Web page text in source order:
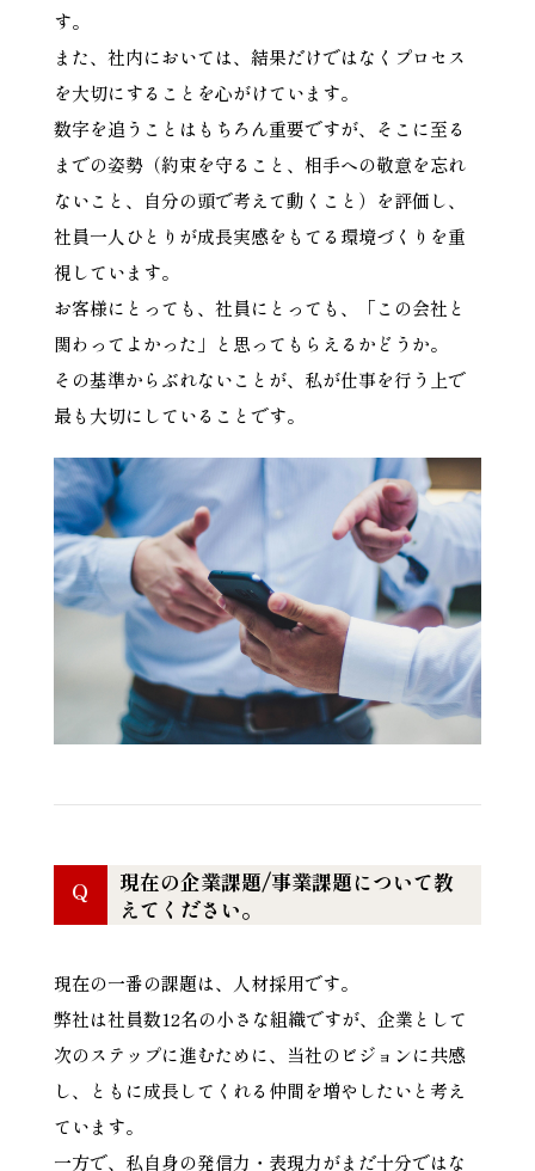
す。
また、社内においては、結果だけではなくプロセス
を大切にすることを心がけています。
数字を追うことはもちろん重要ですが、そこに至る
までの姿勢（約束を守ること、相手への敬意を忘れ
ないこと、自分の頭で考えて動くこと）を評価し、
社員一人ひとりが成長実感をもてる環境づくりを重
視しています。
お客様にとっても、社員にとっても、「この会社と
関わってよかった」と思ってもらえるかどうか。
その基準からぶれないことが、私が仕事を行う上で
最も大切にしていることです。
Q
現在の企業課題/事業課題について教
えてください。
現在の一番の課題は、人材採用です。
弊社は社員数12名の小さな組織ですが、企業として
次のステップに進むために、当社のビジョンに共感
し、ともに成長してくれる仲間を増やしたいと考え
ています。
一方で、私自身の発信力・表現力がまだ十分ではな